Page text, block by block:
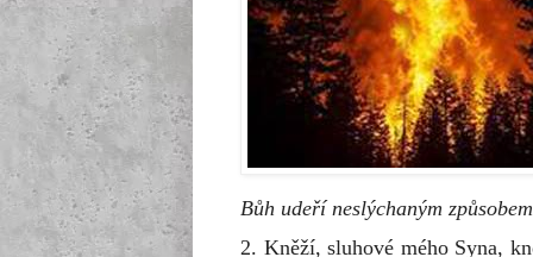
Bůh udeří neslýchaným
2. Kněží, sluhové mého Syna,